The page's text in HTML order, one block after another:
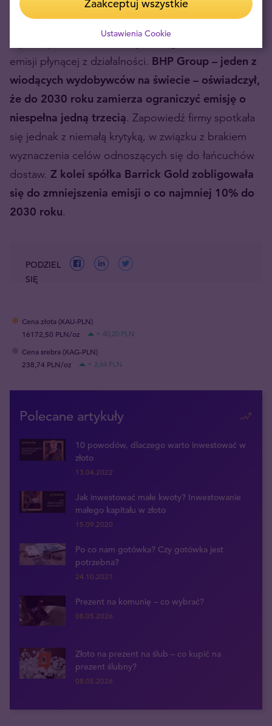
Nic więc dziwnego, że światowi giganci prześcigają
emisji płynącej z działalności. BHP Group – jeden z
wiodących wydobywców na świecie – oświadczył,
że do 2030 roku zamierza ograniczyć emisję o
niespełna jedną trzecią. Zapowiedź firmy spotkała
się jednak z niemałą krytyką, w związku z brakiem
wyznaczenia celów odnoszących się do łańcuchów
dostaw. Z kolei spółka Barrick Gold zobligowała
się do zmniejszenia emisji o co najmniej 10% do
2030 roku.
PODZIEL
SIĘ
Cena złota (XAU-PLN)
16172,50 PLN/oz
+ 40,20 PLN
Cena srebra (XAG-PLN)
238,74 PLN/oz
+ 2,64 PLN
Polecane artykuły
10 powodów, dlaczego warto inwestować w
złoto
13.04.2022
Jak inwestować małe kwoty? Inwestowanie
małego kapitału w złoto
15.09.2020
Po co nam gotówka? Czy gotówka jest
potrzebna?
24.10.2021
Prezent na komunię – co wybrać?
08.05.2026
Złoto na prezent na ślub – co kupić na
prezent ślubny?
08.05.2026
Zaakceptuj wszystkie
Ustawienia Cookie